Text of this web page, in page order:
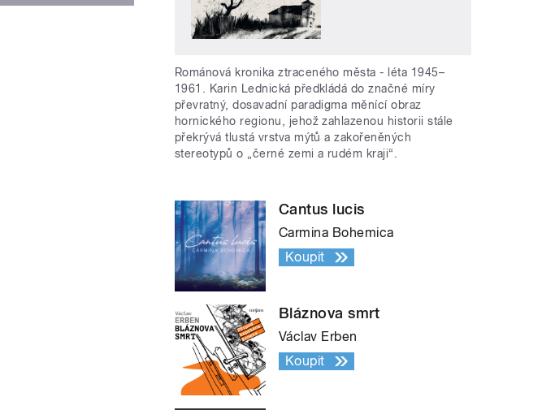
Románová kronika ztraceného města - léta 1945–
1961. Karin Lednická předkládá do značné míry
převratný, dosavadní paradigma měnící obraz
hornického regionu, jehož zahlazenou historii stále
překrývá tlustá vrstva mýtů a zakořeněných
stereotypů o „černé zemi a rudém kraji“.
Cantus lucis
Carmina Bohemica
Koupit
Bláznova smrt
Václav Erben
Koupit